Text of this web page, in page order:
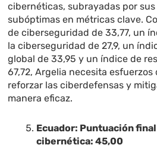
cibernéticas, subrayadas por
subóptimas en métricas clave.
de ciberseguridad de 33,77, un
la ciberseguridad de 27,9, un
global de 33,95 y un índice de
67,72, Argelia necesita
reforzar las ciberdefensas y
manera eficaz.
Ecuador: Puntuación
cibernética: 45,00